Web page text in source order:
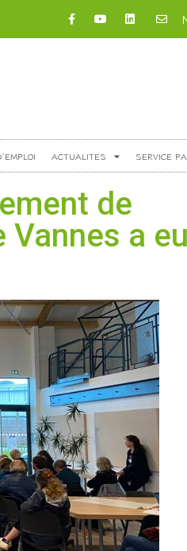
ACTUALITES SERVICE
de
Vannes a